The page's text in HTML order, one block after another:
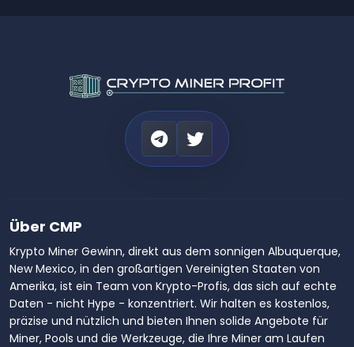
Über CMP
Krypto Miner Gewinn, direkt aus dem sonnigen Albuquerque,
New Mexico, in den großartigen Vereinigten Staaten von
Amerika, ist ein Team von Krypto-Profis, das sich auf echte
Daten - nicht Hype - konzentriert. Wir halten es kostenlos,
präzise und nützlich und bieten Ihnen solide Angebote für
Miner, Pools und die Werkzeuge, die Ihre Miner am Laufen